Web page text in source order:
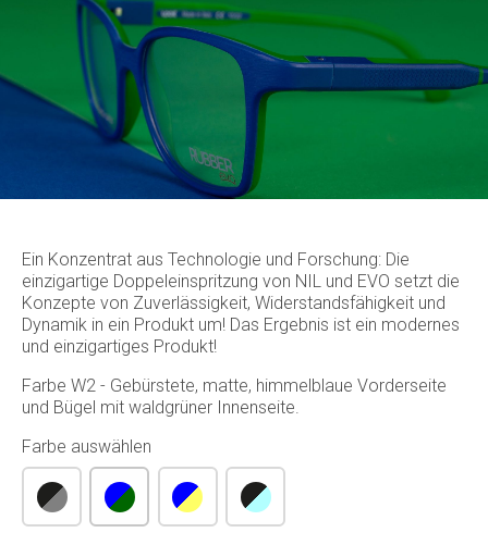
Ein Konzentrat aus Technologie und Forschung: Die
einzigartige Doppeleinspritzung von NIL und EVO setzt die
Konzepte von Zuverlässigkeit, Widerstandsfähigkeit und
Dynamik in ein Produkt um! Das Ergebnis ist ein modernes
und einzigartiges Produkt!
Farbe W2 - Gebürstete, matte, himmelblaue Vorderseite
und Bügel mit waldgrüner Innenseite.
Farbe auswählen